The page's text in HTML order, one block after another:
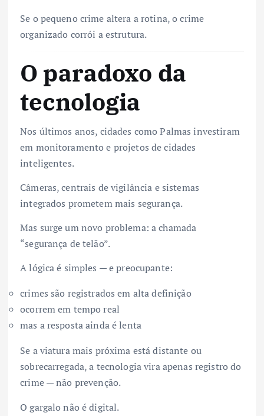
Se o pequeno crime altera a rotina, o crime
organizado corrói a estrutura.
O paradoxo da
tecnologia
Nos últimos anos, cidades como Palmas investiram
em monitoramento e projetos de cidades
inteligentes.
Câmeras, centrais de vigilância e sistemas
integrados prometem mais segurança.
Mas surge um novo problema: a chamada
“segurança de telão”.
A lógica é simples — e preocupante:
crimes são registrados em alta definição
ocorrem em tempo real
mas a resposta ainda é lenta
Se a viatura mais próxima está distante ou
sobrecarregada, a tecnologia vira apenas registro do
crime — não prevenção.
O gargalo não é digital.